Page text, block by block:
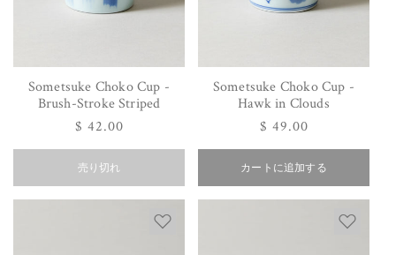
Sometsuke Choko Cup -
Brush-Stroke Striped
通
常
価
格
$ 42.00
売り切れ
Sometsuke Choko Cup -
Hawk in Clouds
通
常
価
格
$ 49.00
カートに追加する